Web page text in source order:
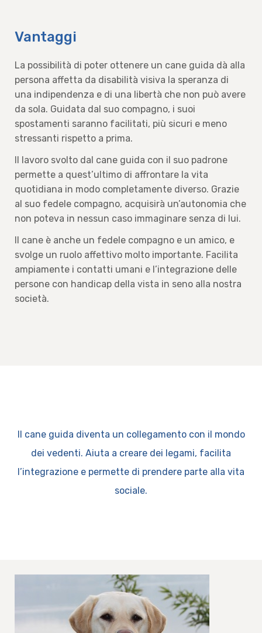
Vantaggi
La possibilità di poter ottenere un cane guida dà alla
persona affetta da disabilità visiva la speranza di
una indipendenza e di una libertà che non può avere
da sola. Guidata dal suo compagno, i suoi
spostamenti saranno facilitati, più sicuri e meno
stressanti rispetto a prima.
Il lavoro svolto dal cane guida con il suo padrone
permette a quest’ultimo di affrontare la vita
quotidiana in modo completamente diverso. Grazie
al suo fedele compagno, acquisirà un’autonomia che
non poteva in nessun caso immaginare senza di lui.
Il cane è anche un fedele compagno e un amico, e
svolge un ruolo affettivo molto importante. Facilita
ampiamente i contatti umani e l’integrazione delle
persone con handicap della vista in seno alla nostra
società.
Il cane guida diventa un collegamento con il mondo
dei vedenti. Aiuta a creare dei legami, facilita
l’integrazione e permette di prendere parte alla vita
sociale.